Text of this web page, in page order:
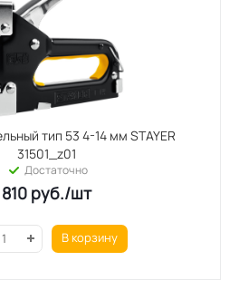
тип 53 4-14 мм STAYER
31501_z01
Достаточно
810 руб./шт
В корзину